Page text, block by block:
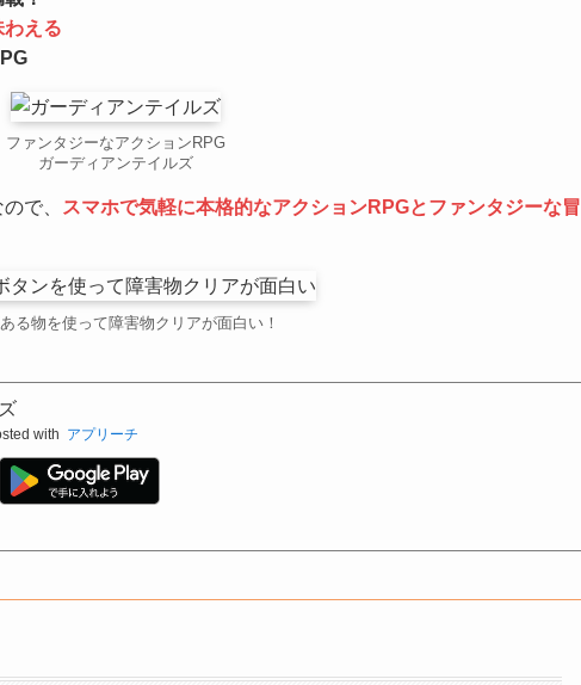
える
ファンタジーなアクションRPG
ガーディアンテイルズ
で、
スマホで気軽に本格的なアクションRPGとファンタジーな冒
る物を使って障害物クリアが面白い！
with アプリーチ